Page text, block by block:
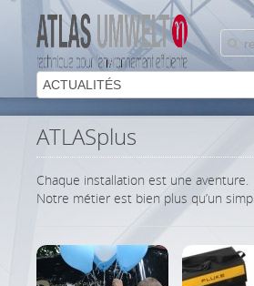
ATLASplus
Chaque installation est une aventure.
Notre métier est bien plus qu’un